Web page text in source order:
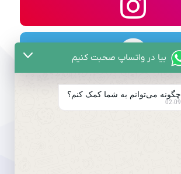
بیا در واتساپ صحبت کنیم
چگونه می‌توانم به شما کمک کنم؟
02:09